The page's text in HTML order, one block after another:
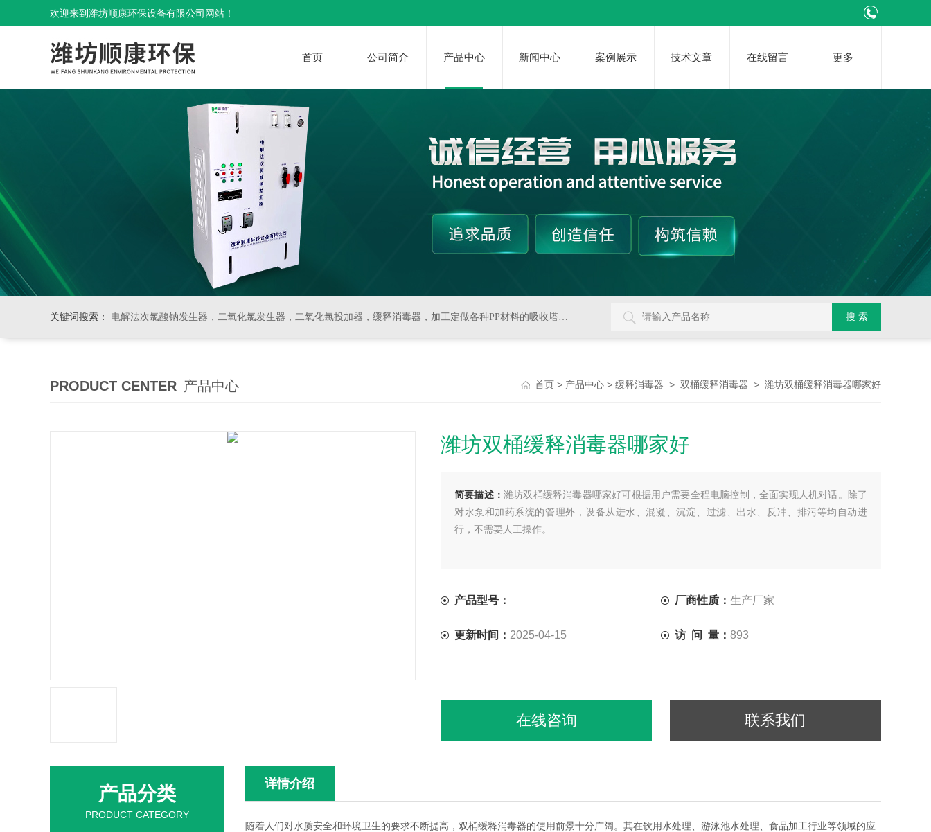
欢迎来到潍坊顺康环保设备有限公司网站！
首页 公司简介 产品中心 新闻中心 案例展示 技术文章 在线留言 更多
关键词搜索： 电解法次氯酸钠发生器，二氧化氯发生器，二氧化氯投加器，缓释消毒器，加工定做各种PP材料的吸收塔尾气处理，排风管道，PVC材料的杀菌，消毒等设备
PRODUCT CENTER 产品中心 首页 > 产品中心 > 缓释消毒器 > 双桶缓释消毒器 > 潍坊双桶缓释消毒器哪家好
潍坊双桶缓释消毒器哪家好
简要描述： 潍坊双桶缓释消毒器哪家好可根据用户需要全程电脑控制，全面实现人机对话。除了
对水泵和加药系统的管理外，设备从进水、混凝、沉淀、过滤、出水、反冲、排污等均自动进
行，不需要人工操作。
产品型号： 厂商性质： 生产厂家
更新时间： 2025-04-15 访 问 量： 893
在线咨询 联系我们
详情介绍
随着人们对水质安全和环境卫生的要求不断提高，双桶缓释消毒器的使用前景十分广阔。其在饮用水处理、游泳池水处理、食品加工行业等领域的应
产品分类
PRODUCT CATEGORY